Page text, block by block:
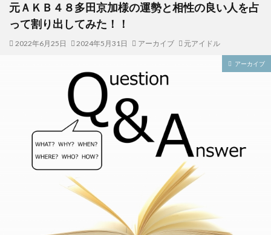
元ＡＫＢ４８多田京加様の運勢と相性の良い人を占
って割り出してみた！！
2022年6月25日 2024年5月31日 アーカイブ 元アイドル
アーカイブ